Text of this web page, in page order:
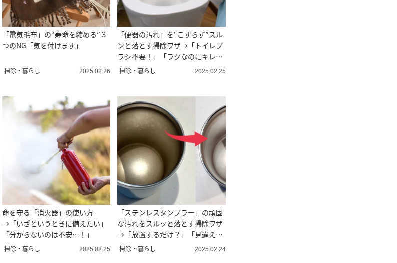
「電気毛布」の“寿命を縮める”３
つのNG「気を付けます」
掃除・暮らし 2025.02.26
「便器の汚れ」を“こすらず”スル
ンと落とす掃除ワザ→「トイレブ
ラシ不要！」「ラクなのにキレイ
になる」
掃除・暮らし 2025.02.25
命を守る「消火器」の使い方
→「いざというときに備えたい」
「分からないのは不安…！」
掃除・暮らし 2025.02.25
「ステンレスタンブラー」の頑固
な汚れをスルッと落とす掃除ワザ
→「放置するだけ？」「見違え
る…！」
掃除・暮らし 2025.02.24